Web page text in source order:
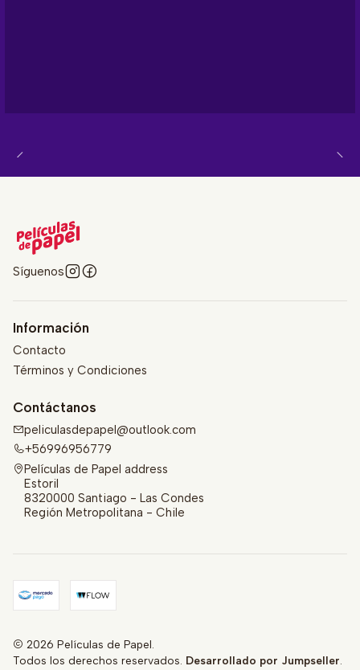
Síguenos
Información
Contacto
Términos y Condiciones
Contáctanos
peliculasdepapel@outlook.com
+56996956779
Películas de Papel address
Estoril
8320000 Santiago - Las Condes
Región Metropolitana - Chile
2026 Películas de Papel.
Todos los derechos reservados. Desarrollado por Jumpseller